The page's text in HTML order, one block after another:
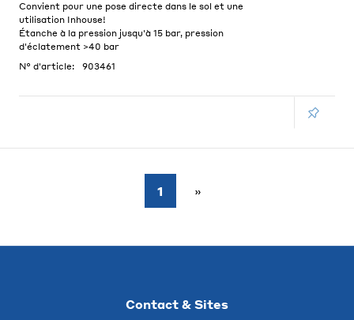
Convient pour une pose directe dans le sol et une
utilisation Inhouse!
Étanche à la pression jusqu'à 15 bar, pression
d'éclatement >40 bar
N° d'article:
903461
1
Contact & Sites